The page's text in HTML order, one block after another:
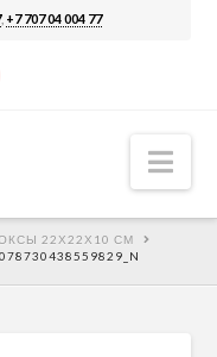
, +7 707 04 004 77
22Х22Х10 СМ